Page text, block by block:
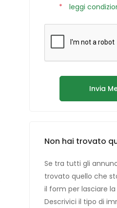
*
leggi
Invia
Non hai trovato
Se tra tutti gli
trovato quello che
il form per lasciare
Descrivici il tipo di